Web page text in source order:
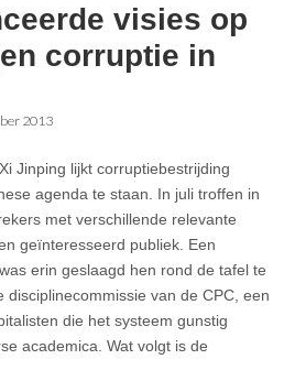
visies op
corruptie in
2013
Jinping lijkt corruptiebestrijding
agenda te staan. In juli troffen in
met verschillende relevante
geïnteresseerd publiek. Een
erin geslaagd hen rond de tafel te
disciplinecommissie van de CPC, een
die het systeem gunstig
academica. Wat volgt is de